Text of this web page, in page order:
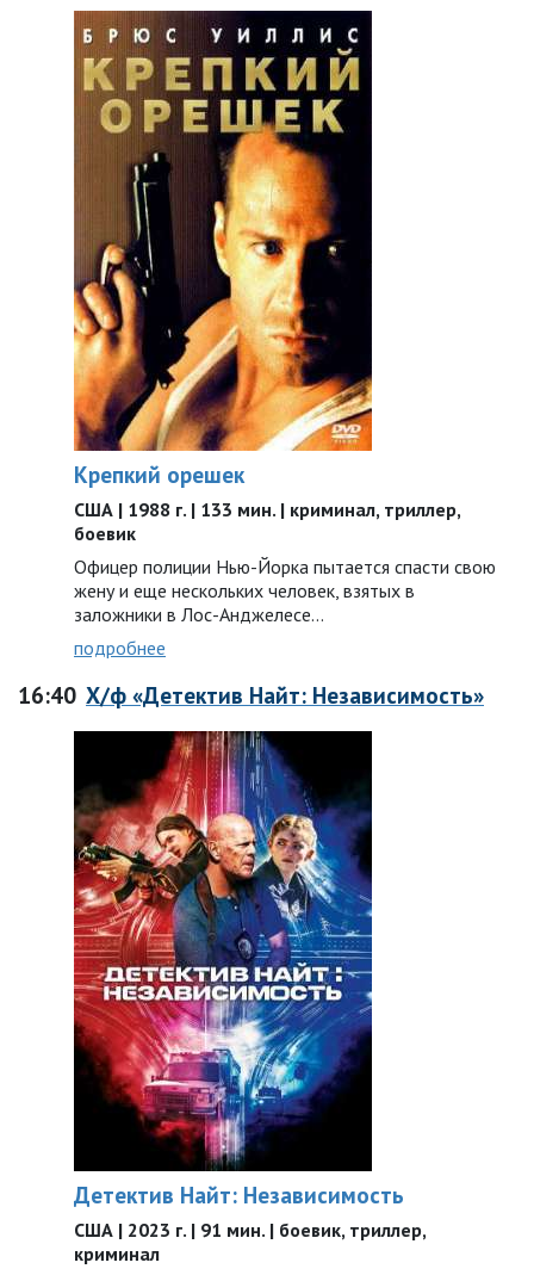
Крепкий орешек
США | 1988 г. | 133 мин. | криминал, триллер,
боевик
Офицер полиции Нью-Йорка пытается спасти свою
жену и еще нескольких человек, взятых в
заложники в Лос-Анджелесе…
подробнее
16:40 Х/ф «Детектив Найт: Независимость»
Детектив Найт: Независимость
США | 2023 г. | 91 мин. | боевик, триллер,
криминал